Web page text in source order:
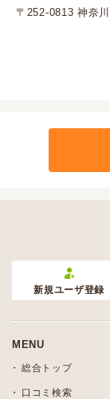
〒252-0813 神奈
新規ユーザ登録
MENU
総合トップ
口コミ検索